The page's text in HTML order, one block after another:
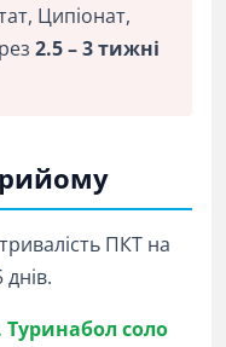
Ципіонат,
2.5 – 3 тижні
ПКТ на
Туринабол соло